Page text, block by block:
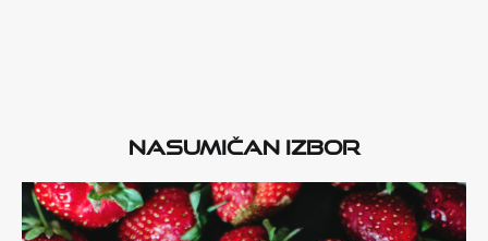
Nasumičan izbor